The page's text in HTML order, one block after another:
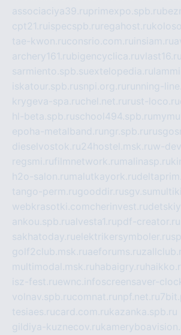
associaciya39.ruprimexpo.spb.ru
cpt21.ru ispecspb.ru regahost.ru
tae-kwon.ruconsrio.com.ru insiam.ru
archery161.rubigencyclica.ruvlast16.ru
sarmiento.spb.suextelopedia.ru
iskatour.spb.rusnpi.org.ru running-
krygeva-spa.ruchel.net.ru rust-loco.ru
hl-beta.spb.ruschool494.spb.ru
epoha-metalband.ru ngr.spb.ru
dieselvostok.ru24hostel.msk.ruw-
regsmi.rufilmnetwork.ru malinasp.ru
h2o-salon.ru malutkayork.ru
tango-perm.rugooddir.rusgv.su
webkrasotki.comcherinvest.ru
ankou.spb.rualvesta1.rupdf-creator.ru
sakhatoday.ruelektrikersymboler.ru
golf2club.msk.ruaeforums.ru
multimodal.msk.ru habaigry.ru
isz-fest.ruewnc.infoscreensaver-
volnav.spb.rucomnat.ru npf.net.ru
tesiaes.rucard.com.rukazanka.spb.ru
gildiya-kuznecov.ru